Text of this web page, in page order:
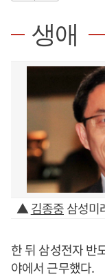
생애
▲김종중삼성미
한 뒤 삼성전자 반
야에서 근무했다.